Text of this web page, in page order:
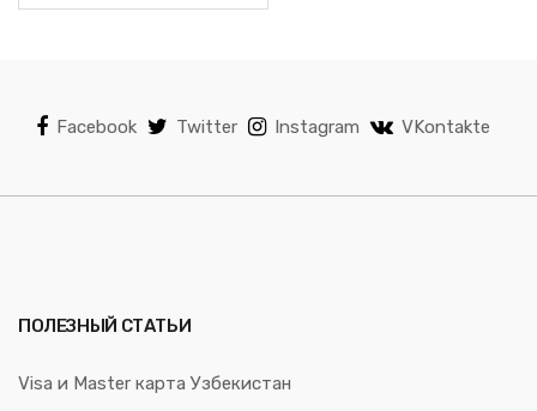
Facebook Twitter Instagram VKontakte
ПОЛЕЗНЫЙ СТАТЬИ
Visa и Master карта Узбекистан